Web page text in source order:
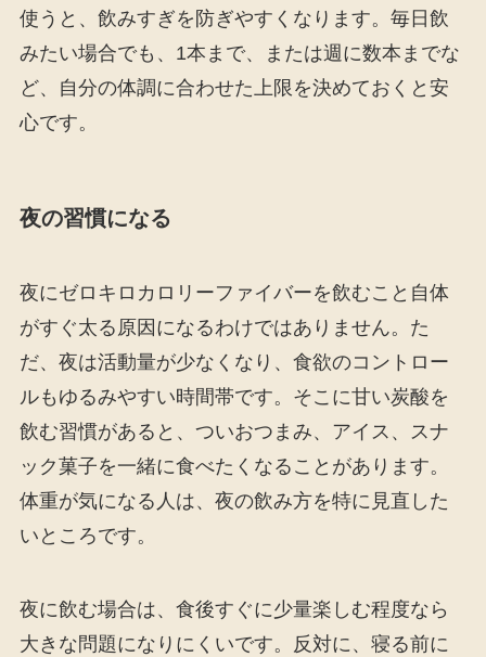
使うと、飲みすぎを防ぎやすくなります。毎日飲
みたい場合でも、1本まで、または週に数本までな
ど、自分の体調に合わせた上限を決めておくと安
心です。
夜の習慣になる
夜にゼロキロカロリーファイバーを飲むこと自体
がすぐ太る原因になるわけではありません。た
だ、夜は活動量が少なくなり、食欲のコントロー
ルもゆるみやすい時間帯です。そこに甘い炭酸を
飲む習慣があると、ついおつまみ、アイス、スナ
ック菓子を一緒に食べたくなることがあります。
体重が気になる人は、夜の飲み方を特に見直した
いところです。
夜に飲む場合は、食後すぐに少量楽しむ程度なら
大きな問題になりにくいです。反対に、寝る前に